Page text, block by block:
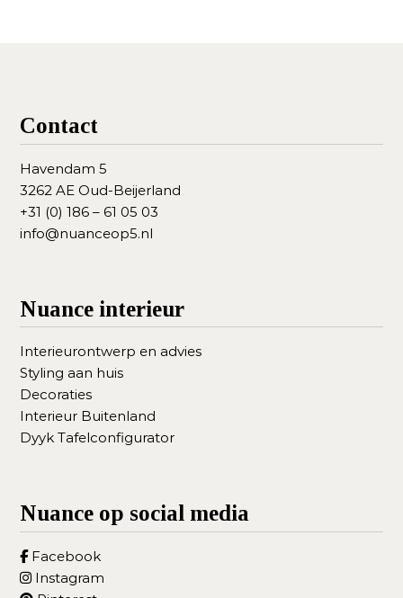
Contact
Havendam 5
3262 AE Oud-Beijerland
+31 (0) 186 – 61 05 03
info@nuanceop5.nl
Nuance interieur
Interieurontwerp en advies
Styling aan huis
Decoraties
Interieur Buitenland
Dyyk Tafelconfigurator
Nuance op social media
Facebook
Instagram